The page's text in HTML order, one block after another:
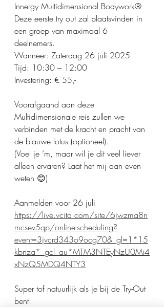
Innergy Multidimensional Bodywork®️
Deze eerste try out zal plaatsvinden in
een groep van maximaal 6
deelnemers.
Wanneer: Zaterdag 26 juli 2025
Tijd: 10:30 – 12:00
Investering: € 55,-
Voorafgaand aan deze
Multidimensionale reis zullen we
verbinden met de kracht en pracht van
de blauwe lotus (optioneel).
(Voel je ‘m, maar wil je dit veel liever
alleen ervaren? Laat het mij dan even
weten 😊)
Aanmelden voor 26 juli
https://live.vcita.com/site/6jwzma8n
mcsev5qp/online-scheduling?
event=3jvcrd343o9ocg70&_gl=1*15
kbnza*_gcl_au*MTM3NTEyNzU0Mi4
xNzQ5MDQ4NTY3
Super tof natuurlijk als je bij de Try-Out
bent!